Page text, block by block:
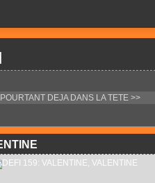
DEJA DANS LA TETE >>